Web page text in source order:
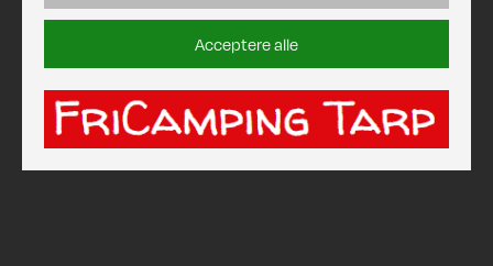
Acceptere alle